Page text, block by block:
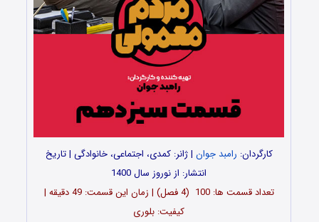
کارگردان: رامبد جوان | ژانر: کمدی، اجتماعی، خانوادگی | تاریخ
انتشار: از نوروز سال 1400
تعداد قسمت ها: 100 (4 فصل) | زمان این قسمت: 49 دقیقه |
کیفیت: بلوری